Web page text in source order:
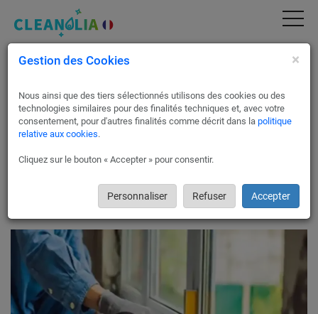
Travaux de miroiterie et vitrerie à Aix-les-
Vous avez besoin d’un remplacement ou d’une installation de
vitres à Aix-les-Bains ? Contactez Cleanolia France, un
partenaire de notre réseau de vitriers interviendra rapidement
Qu’il s’agisse de bris de glaces, de miroirs ou d’installation de
feront en sorte que l’intervention soit prise en charge par votre
assurance lorsque cela est possible.
Gestion des Cookies ×
Nous ainsi que des tiers sélectionnés utilisons des cookies ou des
technologies similaires pour des finalités techniques et, avec votre
consentement, pour d'autres finalités comme décrit dans la politique
relative aux cookies.
Cliquez sur le bouton « Accepter » pour consentir.
Personnaliser Refuser Accepter